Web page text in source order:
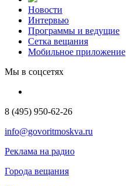
Новости
Интервью
Программы и ведущие
Сетка вещания
Мобильное приложение
Мы в соцсетях
8 (495) 950-62-26
info@govoritmoskva.ru
Реклама на радио
Города вещания